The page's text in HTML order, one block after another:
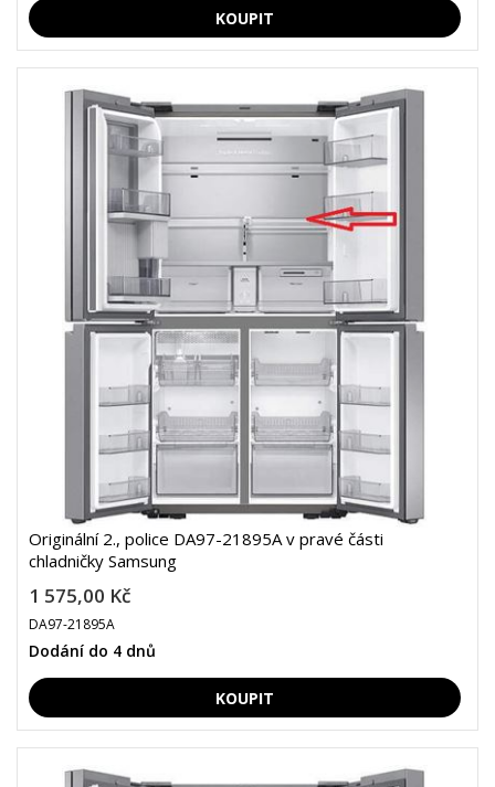
Originální 2., police DA97-21895A v pravé části
chladničky Samsung
1 575,00 Kč
DA97-21895A
Dodání do 4 dnů